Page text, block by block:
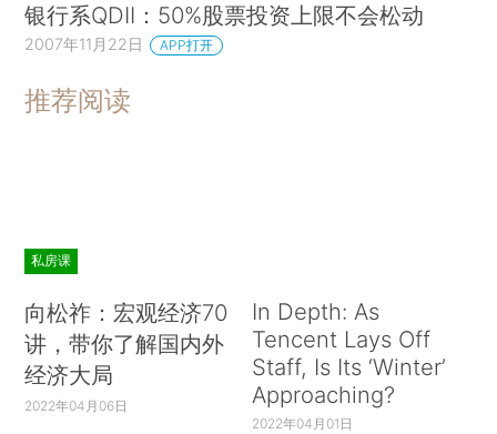
银行系QDII：50%股票投资上限不会松动
2007年11月22日 APP打开
推荐阅读
私房课
向松祚：宏观经济70
讲，带你了解国内外
经济大局
2022年04月06日
In Depth: As
Tencent Lays Off
Staff, Is Its ‘Winter’
Approaching?
2022年04月01日